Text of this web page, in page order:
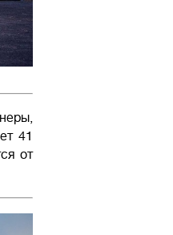
41
от